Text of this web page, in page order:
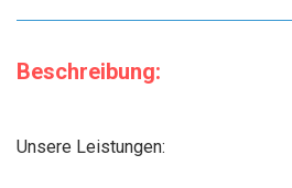
Beschreibung:
Unsere Leistungen: